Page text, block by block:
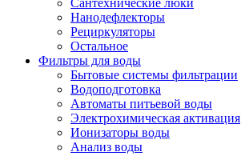
Сантехнические люки
Нанодефлекторы
Рециркуляторы
Остальное
Фильтры для воды
Бытовые системы фильтрации
Водоподготовка
Автоматы питьевой воды
Электрохимическая активация
Ионизаторы воды
Анализ воды